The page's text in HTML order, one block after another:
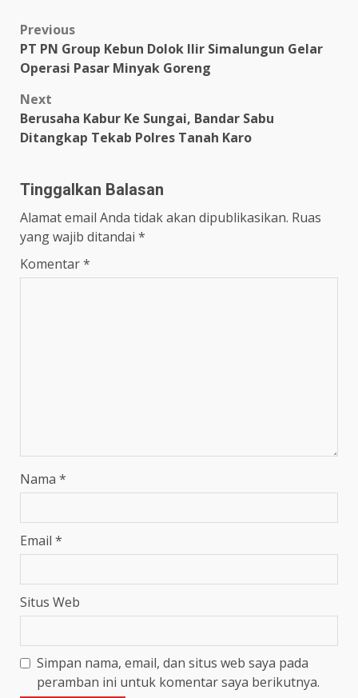
Post
navigation
Previous
PT PN Group Kebun Dolok Ilir Simalungun Gelar
Operasi Pasar Minyak Goreng
Next
Berusaha Kabur Ke Sungai, Bandar Sabu
Ditangkap Tekab Polres Tanah Karo
Tinggalkan Balasan
Alamat email Anda tidak akan dipublikasikan. Ruas
yang wajib ditandai *
Komentar*
Nama *
Email *
Situs Web
Simpan nama, email, dan situs web saya pada
peramban ini untuk komentar saya berikutnya.